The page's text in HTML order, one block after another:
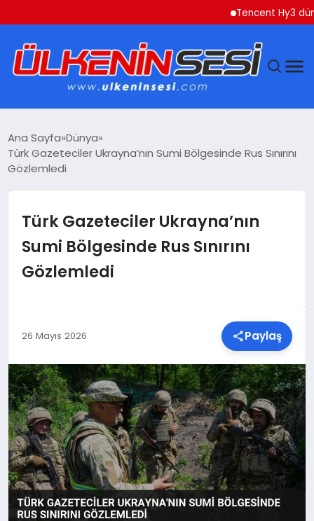
Tencent Hy3 dünya
EKONOMI
SAĞLIK
TEKNOLOJI
YAŞAM
MALATYA HABERLERI
Ana Sayfa Dünya
Türk Gazeteciler Ukrayna’nın Sumi Bölgesinde Rus Sınırını
Gözlemledi
Türk Gazeteciler Ukrayna’nın
Sumi Bölgesinde Rus Sınırını
Gözlemledi
26 Mayıs 2026 Paylaş